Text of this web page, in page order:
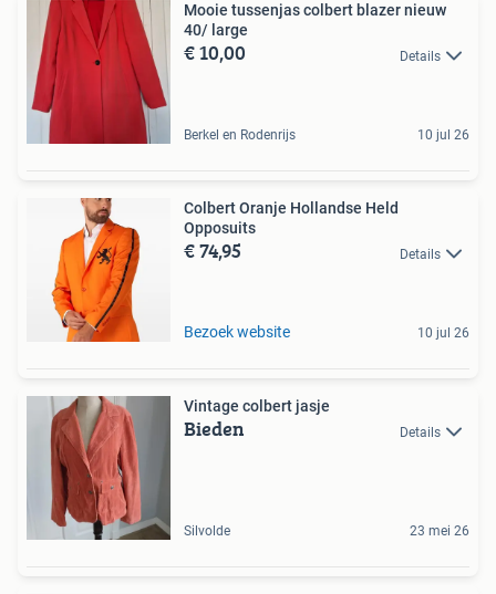
Mooie tussenjas colbert blazer nieuw
40/ large
€ 10,00 Details
Berkel en Rodenrijs 10 jul 26
Colbert Oranje Hollandse Held
Opposuits
€ 74,95 Details
Bezoek website 10 jul 26
Vintage colbert jasje
Bieden Details
Silvolde 23 mei 26